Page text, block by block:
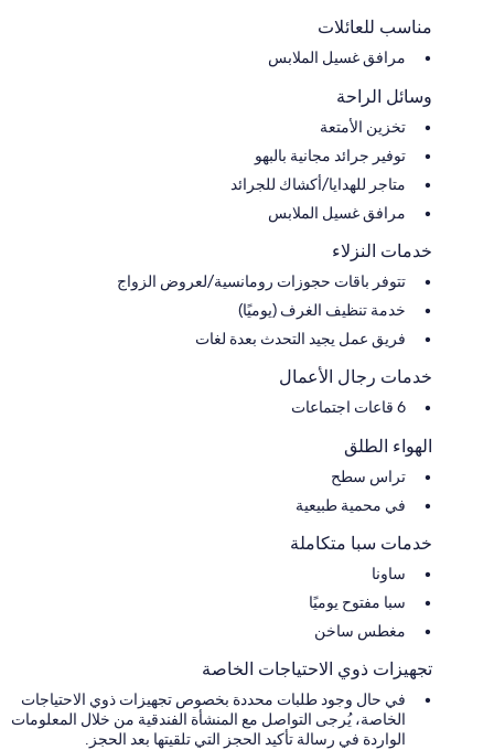
مناسب للعائلات
مرافق غسيل الملابس
وسائل الراحة
تخزين الأمتعة
توفير جرائد مجانية بالبهو
متاجر للهدايا/أكشاك للجرائد
مرافق غسيل الملابس
خدمات النزلاء
تتوفر باقات حجوزات رومانسية/لعروض الزواج
خدمة تنظيف الغرف (يوميًا)
فريق عمل يجيد التحدث بعدة لغات
خدمات رجال الأعمال
6 قاعات اجتماعات
الهواء الطلق
تراس سطح
في محمية طبيعية
خدمات سبا متكاملة
ساونا
سبا مفتوح يوميًا
مغطس ساخن
تجهيزات ذوي الاحتياجات الخاصة
في حال وجود طلبات محددة بخصوص تجهيزات ذوي الاحتياجات
الخاصة، يُرجى التواصل مع المنشأة الفندقية من خلال المعلومات
الواردة في رسالة تأكيد الحجز التي تلقيتها بعد الحجز.